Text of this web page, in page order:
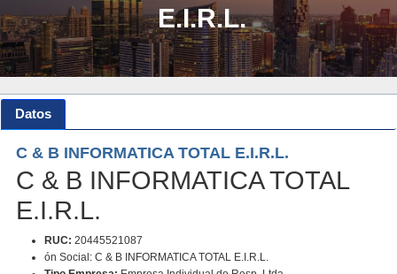
E.I.R.L.
Datos
C & B INFORMATICA TOTAL E.I.R.L.
C & B INFORMATICA TOTAL
E.I.R.L.
RUC: 20445521087
ón Social: C & B INFORMATICA TOTAL E.I.R.L.